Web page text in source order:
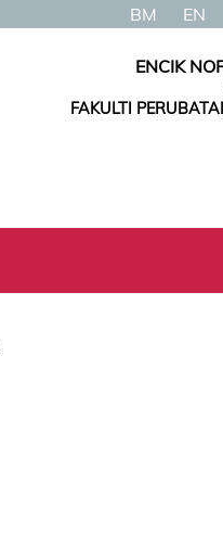
BM EN
ENCIK
FAKULTI